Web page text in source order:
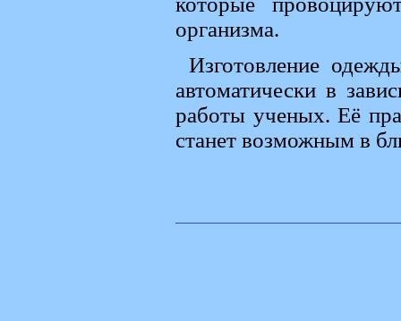
организма.
Изготовление
автоматически в
работы ученых. Её
станет возможным в